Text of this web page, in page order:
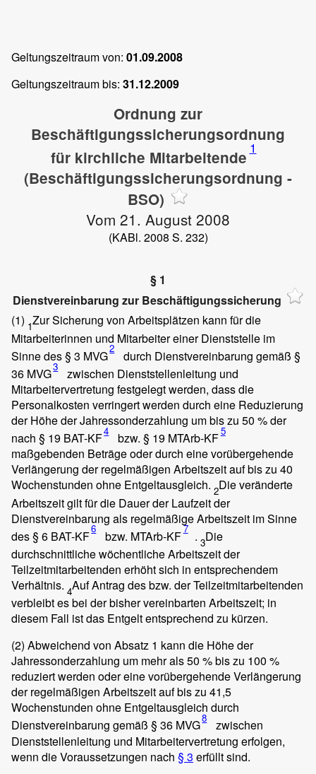
Geltungszeitraum von: 01.09.2008
Geltungszeitraum bis: 31.12.2009
Ordnung zur
Beschäftigungssicherungsordnung
für kirchliche Mitarbeitende 1
(Beschäftigungssicherungsordnung -
BSO)
Vom 21. August 2008
(KABl. 2008 S. 232)
§ 1
Dienstvereinbarung zur Beschäftigungssicherung
(1) 1Zur Sicherung von Arbeitsplätzen kann für die
Mitarbeiterinnen und Mitarbeiter einer Dienststelle im
Sinne des § 3 MVG2
durch Dienstvereinbarung gemäß §
36 MVG3
zwischen Dienststellenleitung und
Mitarbeitervertretung festgelegt werden, dass die
Personalkosten verringert werden durch eine Reduzierung
der Höhe der Jahressonderzahlung um bis zu 50 % der
nach § 19 BAT-KF4 bzw. § 19 MTArb-KF5
maßgebenden Beträge oder durch eine vorübergehende
Verlängerung der regelmäßigen Arbeitszeit auf bis zu 40
Wochenstunden ohne Entgeltausgleich. 2Die veränderte
Arbeitszeit gilt für die Dauer der Laufzeit der
Dienstvereinbarung als regelmäßige Arbeitszeit im Sinne
des § 6 BAT-KF6 bzw. MTArb-KF7 . 3Die
durchschnittliche wöchentliche Arbeitszeit der
Teilzeitmitarbeitenden erhöht sich in entsprechendem
Verhältnis. 4Auf Antrag des bzw. der Teilzeitmitarbeitenden
verbleibt es bei der bisher vereinbarten Arbeitszeit; in
diesem Fall ist das Entgelt entsprechend zu kürzen.
(2) Abweichend von Absatz 1 kann die Höhe der
Jahressonderzahlung um mehr als 50 % bis zu 100 %
reduziert werden oder eine vorübergehende Verlängerung
der regelmäßigen Arbeitszeit auf bis zu 41,5
Wochenstunden ohne Entgeltausgleich durch
Dienstvereinbarung gemäß § 36 MVG8
zwischen
Dienststellenleitung und Mitarbeitervertretung erfolgen,
wenn die Voraussetzungen nach § 3 erfüllt sind.